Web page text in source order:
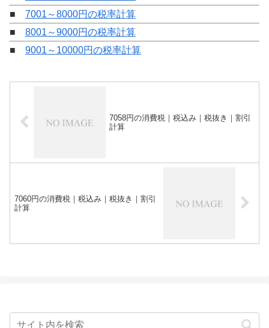
■ 7001～8000円の税率計算
■ 8001～9000円の税率計算
■ 9001～10000円の税率計算
7058円の消費税｜税込み｜税抜き｜割引
計算
7060円の消費税｜税込み｜税抜き｜割引
計算